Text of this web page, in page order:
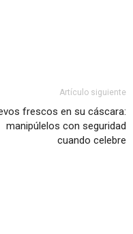
Artículo siguiente
frescos en su cáscara:
manipúlelos con seguridad
cuando celebre